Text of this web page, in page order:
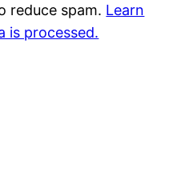
reduce spam. Learn
is processed.